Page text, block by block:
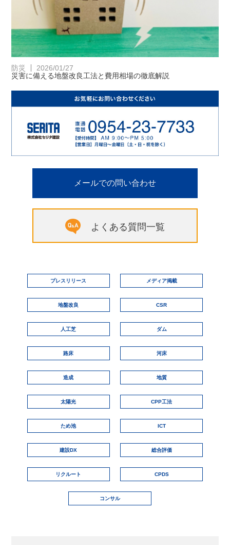
防災
2026/01/27
災害に備える地盤改良工法と費用相場の徹底解説
メールでの問い合わせ
よくある質問一覧
プレスリリース メディア掲載
地盤改良 CSR
人工芝 ダム
路床 河床
造成 地質
太陽光 CPP工法
ため池 ICT
建設DX 総合評価
リクルート CPDS
コンサル